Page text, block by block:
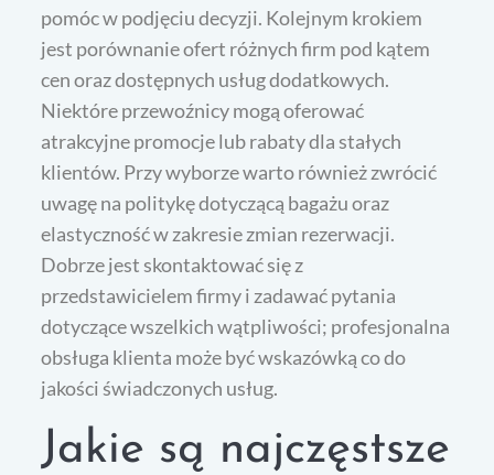
pomóc w podjęciu decyzji. Kolejnym krokiem
jest porównanie ofert różnych firm pod kątem
cen oraz dostępnych usług dodatkowych.
Niektóre przewoźnicy mogą oferować
atrakcyjne promocje lub rabaty dla stałych
klientów. Przy wyborze warto również zwrócić
uwagę na politykę dotyczącą bagażu oraz
elastyczność w zakresie zmian rezerwacji.
Dobrze jest skontaktować się z
przedstawicielem firmy i zadawać pytania
dotyczące wszelkich wątpliwości; profesjonalna
obsługa klienta może być wskazówką co do
jakości świadczonych usług.
Jakie są najczęstsze